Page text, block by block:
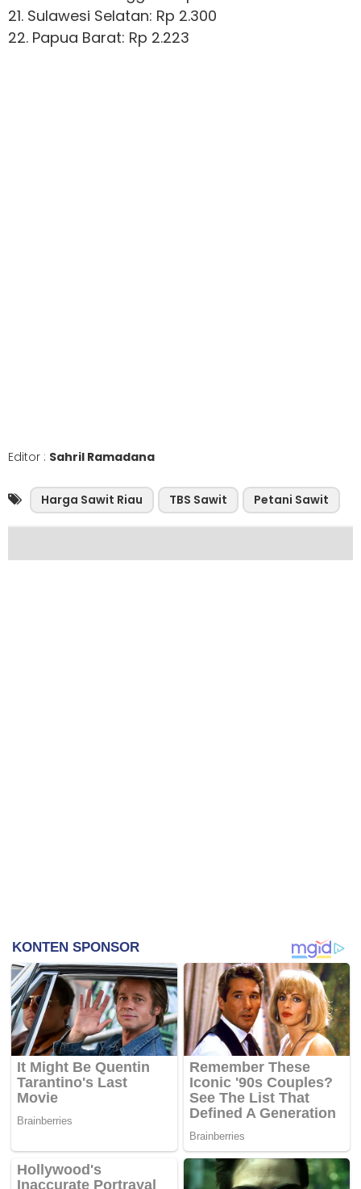
21. Sulawesi Selatan: Rp 2.300
22. Papua Barat: Rp 2.223
Editor : Sahril Ramadana
Harga Sawit Riau TBS Sawit Petani Sawit